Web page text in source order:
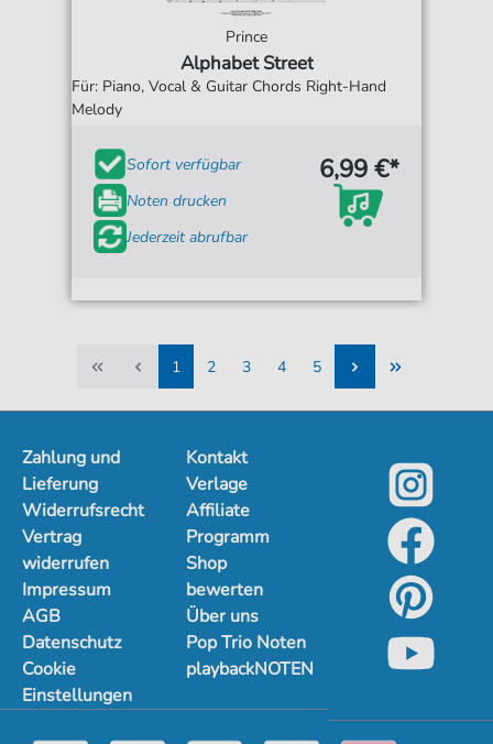
Prince
Alphabet Street
Für: Piano, Vocal & Guitar Chords Right-Hand
Melody
Sofort verfügbar
Noten drucken
Jederzeit abrufbar
6,99 €*
1
2
3
4
5
Zahlung und
Lieferung
Widerrufsrecht
Vertrag
widerrufen
Impressum
AGB
Datenschutz
Cookie
Einstellungen
Kontakt
Verlage
Affiliate
Programm
Shop
bewerten
Über uns
Pop Trio Noten
playbackNOTEN